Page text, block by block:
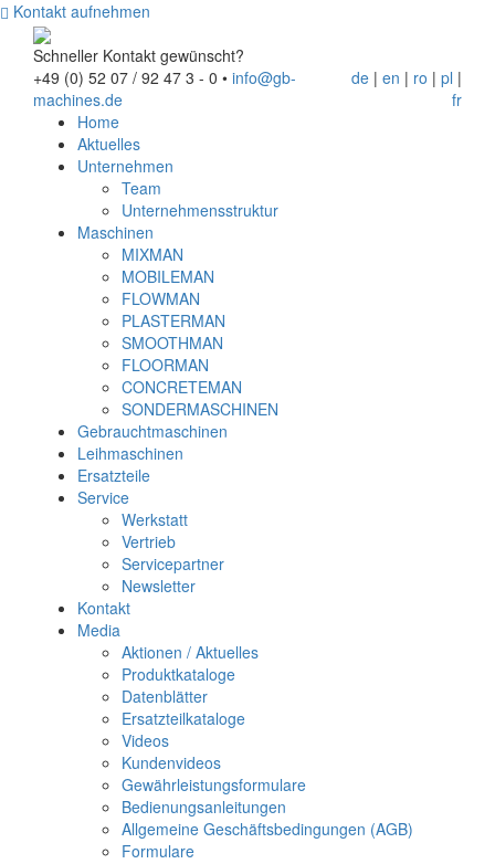
Kontakt aufnehmen
Schneller Kontakt gewünscht?
+49 (0) 52 07 / 92 47 3 - 0 • info@gb-
machines.de
de| en | ro | pl |
fr
Home
Aktuelles
Unternehmen
Team
Unternehmensstruktur
Maschinen
MIXMAN
MOBILEMAN
FLOWMAN
PLASTERMAN
SMOOTHMAN
FLOORMAN
CONCRETEMAN
SONDERMASCHINEN
Gebrauchtmaschinen
Leihmaschinen
Ersatzteile
Service
Werkstatt
Vertrieb
Servicepartner
Newsletter
Kontakt
Media
Aktionen / Aktuelles
Produktkataloge
Datenblätter
Ersatzteilkataloge
Videos
Kundenvideos
Gewährleistungsformulare
Bedienungsanleitungen
Allgemeine Geschäftsbedingungen (AGB)
Formulare